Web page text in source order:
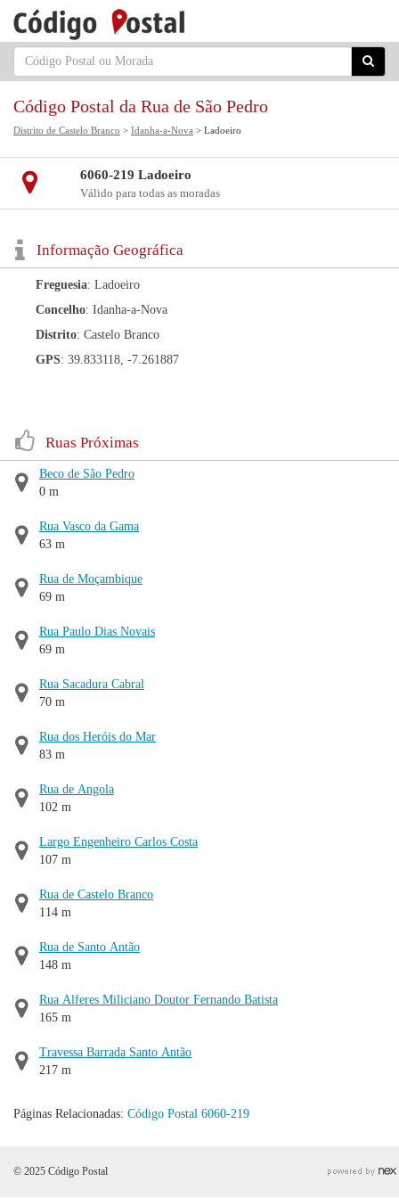
Código Postal da Rua de São Pedro
Distrito de Castelo Branco > Idanha-a-Nova > Ladoeiro
6060-219 Ladoeiro
Válido para todas as moradas
Informação Geográfica
Freguesia: Ladoeiro
Concelho: Idanha-a-Nova
Distrito: Castelo Branco
GPS: 39.833118, -7.261887
Ruas Próximas
Beco de São Pedro
0 m
Rua Vasco da Gama
63 m
Rua de Moçambique
69 m
Rua Paulo Dias Novais
69 m
Rua Sacadura Cabral
70 m
Rua dos Heróis do Mar
83 m
Rua de Angola
102 m
Largo Engenheiro Carlos Costa
107 m
Rua de Castelo Branco
114 m
Rua de Santo Antão
148 m
Rua Alferes Miliciano Doutor Fernando Batista
165 m
Travessa Barrada Santo Antão
217 m
Páginas Relacionadas: Código Postal 6060-219
© 2025 Código Postal